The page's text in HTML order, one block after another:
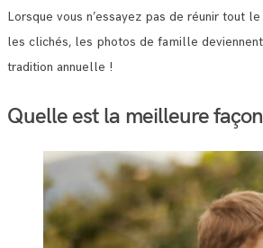
Lorsque vous n’essayez pas de réunir tout
les clichés, les photos de famille
tradition annuelle !
Quelle est la meilleure